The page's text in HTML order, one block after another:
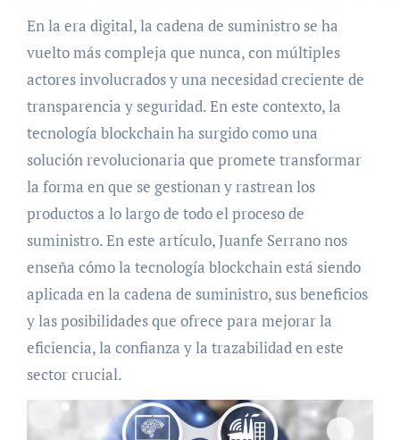
En la era digital, la cadena de suministro se ha
vuelto más compleja que nunca, con múltiples
actores involucrados y una necesidad creciente de
transparencia y seguridad. En este contexto, la
tecnología blockchain ha surgido como una
solución revolucionaria que promete transformar
la forma en que se gestionan y rastrean los
productos a lo largo de todo el proceso de
suministro. En este artículo, Juanfe Serrano nos
enseña cómo la tecnología blockchain está siendo
aplicada en la cadena de suministro, sus beneficios
y las posibilidades que ofrece para mejorar la
eficiencia, la confianza y la trazabilidad en este
sector crucial.